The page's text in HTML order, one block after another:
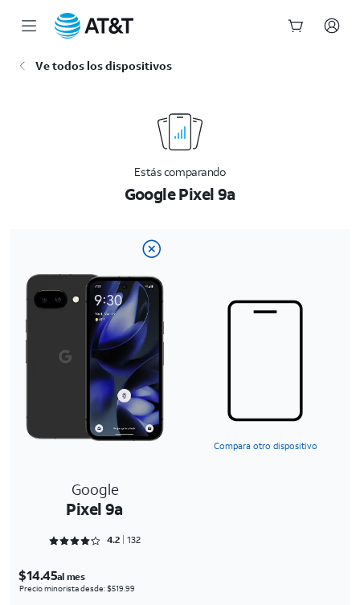
Ve todos los dispositivos
Estás comparando
Google Pixel 9a
Compara otro dispositivo
Google
Pixel 9a
Rated 4.25 out of 5
4.2 132
$14.45al mes
Precio minorista desde: $519.99